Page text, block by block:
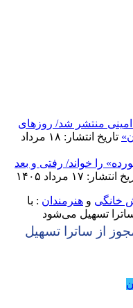
امینی منتشر شد/ روزهای
تاریخ انتشار: ۱۸ مرداد
را خواند/ رفتی و بعد
انتشار: ۱۷ مرداد ۱۴۰۵
خانگی و هنرمندان : با
تسهیل می‌شود
از ساترا تسهیل